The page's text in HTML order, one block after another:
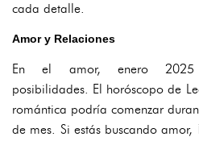
cada detalle.
Amor y Relaciones
En el amor, enero 2025
posibilidades. El horóscopo de
romántica podría comenzar
de mes. Si estás buscando amor,